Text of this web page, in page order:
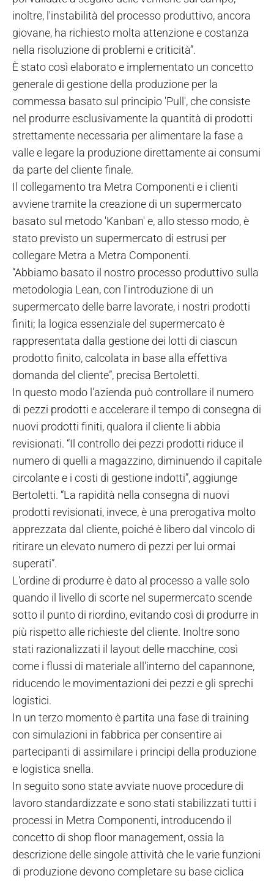
inoltre, l'instabilità del processo produttivo, ancora
giovane, ha richiesto molta attenzione e costanza
nella risoluzione di problemi e criticità”.
È stato così elaborato e implementato un concetto
generale di gestione della produzione per la
commessa basato sul principio 'Pull', che consiste
nel produrre esclusivamente la quantità di prodotti
strettamente necessaria per alimentare la fase a
valle e legare la produzione direttamente ai consumi
da parte del cliente finale.
Il collegamento tra Metra Componenti e i clienti
avviene tramite la creazione di un supermercato
basato sul metodo 'Kanban' e, allo stesso modo, è
stato previsto un supermercato di estrusi per
collegare Metra a Metra Componenti.
“Abbiamo basato il nostro processo produttivo sulla
metodologia Lean, con l'introduzione di un
supermercato delle barre lavorate, i nostri prodotti
finiti; la logica essenziale del supermercato è
rappresentata dalla gestione dei lotti di ciascun
prodotto finito, calcolata in base alla effettiva
domanda del cliente”, precisa Bertoletti.
In questo modo l'azienda può controllare il numero
di pezzi prodotti e accelerare il tempo di consegna di
nuovi prodotti finiti, qualora il cliente li abbia
revisionati. “Il controllo dei pezzi prodotti riduce il
numero di quelli a magazzino, diminuendo il capitale
circolante e i costi di gestione indotti”, aggiunge
Bertoletti. “La rapidità nella consegna di nuovi
prodotti revisionati, invece, è una prerogativa molto
apprezzata dal cliente, poiché è libero dal vincolo di
ritirare un elevato numero di pezzi per lui ormai
superati”.
L'ordine di produrre è dato al processo a valle solo
quando il livello di scorte nel supermercato scende
sotto il punto di riordino, evitando così di produrre in
più rispetto alle richieste del cliente. Inoltre sono
stati razionalizzati il layout delle macchine, così
come i flussi di materiale all'interno del capannone,
riducendo le movimentazioni dei pezzi e gli sprechi
logistici.
In un terzo momento è partita una fase di training
con simulazioni in fabbrica per consentire ai
partecipanti di assimilare i principi della produzione
e logistica snella.
In seguito sono state avviate nuove procedure di
lavoro standardizzate e sono stati stabilizzati tutti i
processi in Metra Componenti, introducendo il
concetto di shop floor management, ossia la
descrizione delle singole attività che le varie funzioni
di produzione devono completare su base ciclica